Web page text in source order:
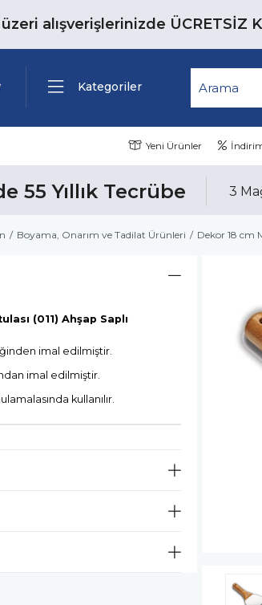
alışverişlerinizde ÜCRETSİZ
Kategoriler
Yeni Ürünler
55 Yıllık Tecrübe 3
Boyama, Onarım ve Tadilat Ürünleri Dekor 18 cm
(011) Ahşap Saplı
imal edilmiştir.
imal edilmiştir.
kullanılır.